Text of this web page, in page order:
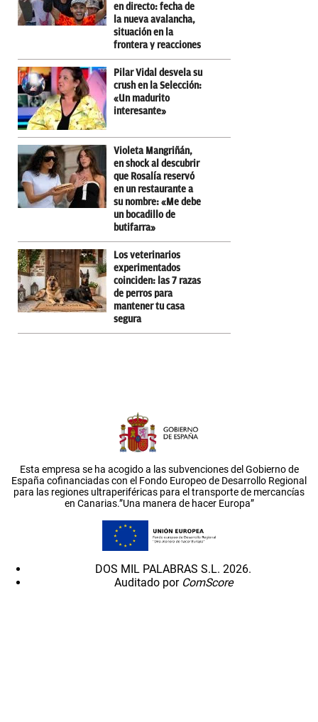
en directo: fecha de
la nueva avalancha,
situación en la
frontera y reacciones
Pilar Vidal desvela su
crush en la Selección:
«Un madurito
interesante»
Violeta Mangriñán,
en shock al descubrir
que Rosalía reservó
en un restaurante a
su nombre: «Me debe
un bocadillo de
butifarra»
Los veterinarios
experimentados
coinciden: las 7 razas
de perros para
mantener tu casa
segura
Esta empresa se ha acogido a las subvenciones del Gobierno de
España cofinanciadas con el Fondo Europeo de Desarrollo Regional
para las regiones ultraperiféricas para el transporte de mercancías
en Canarias.”Una manera de hacer Europa”
DOS MIL PALABRAS S.L. 2026.
Auditado por ComScore